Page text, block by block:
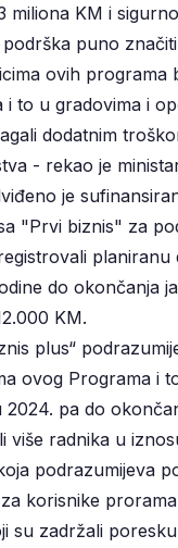
miliona KM i
puno
ovih programa
i to u gradovima i
dodatnim
- rekao je
je
"Prvi biznis" za
planiranu
do okončanja
KM.
plus“
ovog Programa i
2024. pa do
više radnika u
podrazumijeva
korisnike
su zadržali